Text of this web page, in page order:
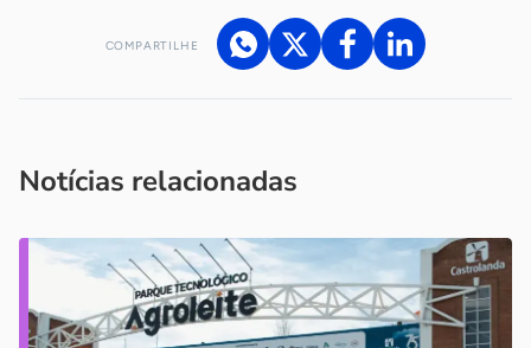
COMPARTILHE
Notícias relacionadas